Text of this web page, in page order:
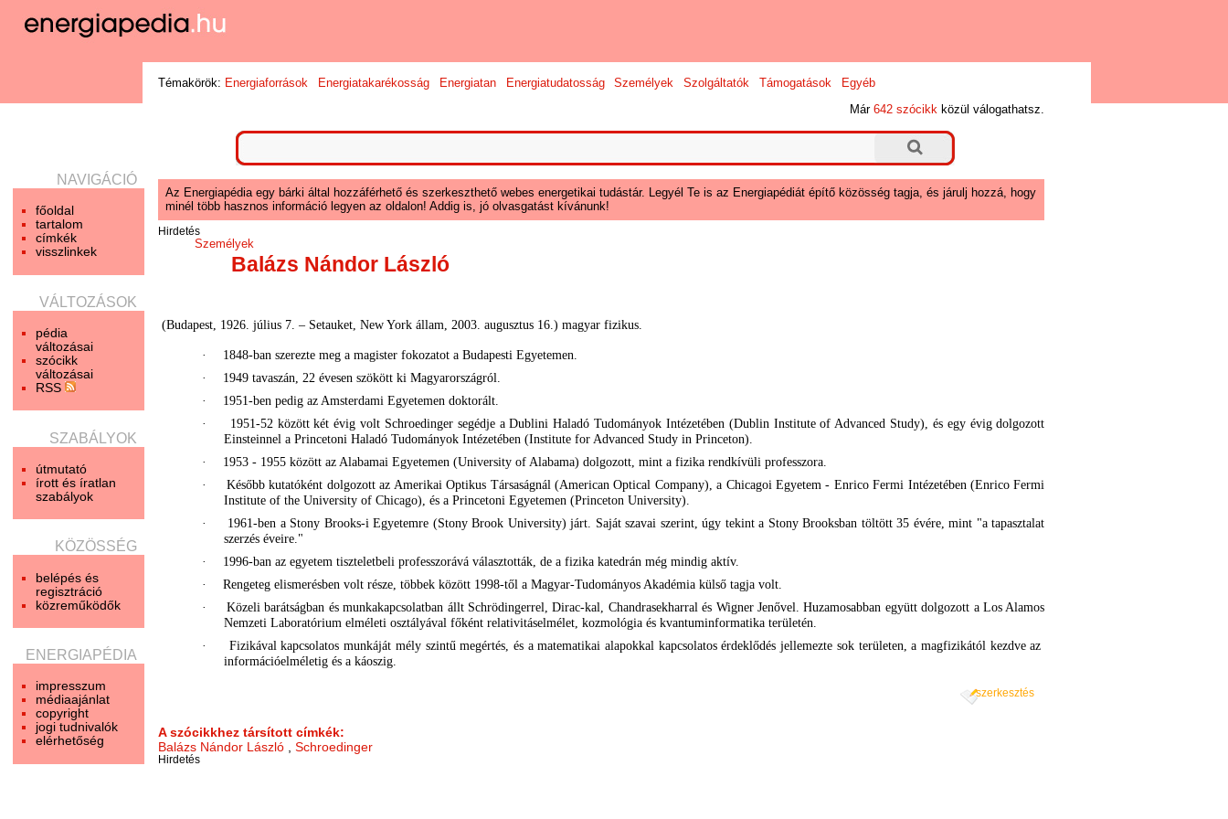
NAVIGÁCIÓ
főoldal
tartalom
címkék
visszlinkek
VÁLTOZÁSOK
pédia
változásai
szócikk
változásai
RSS
SZABÁLYOK
útmutató
írott és íratlan
szabályok
KÖZÖSSÉG
belépés és
regisztráció
közreműködők
ENERGIAPÉDIA
impresszum
médiaajánlat
copyright
jogi tudnivalók
elérhetőség
Témakörök: Energiaforrások Energiatakarékosság Energiatan Energiatudatosság Személyek Szolgáltatók Támogatások
Egyéb
Már642 szócikk közül válogathatsz.
Az Energiapédia egy bárki által hozzáférhető és szerkeszthető webes energetikai tudástár. Legyél Te is az Energiapédiát építő közösség tagja, és járulj hozzá, hogy
minél több hasznos információ legyen az oldalon! Addig is, jó olvasgatást kívánunk!
Hirdetés
Személyek
Balázs Nándor László
(Budapest, 1926. július 7. – Setauket, New York állam, 2003. augusztus 16.) magyar fizikus.
·
1848-ban szerezte meg a magister fokozatot a Budapesti Egyetemen.
·
1949 tavaszán, 22 évesen szökött ki Magyarországról.
·
1951-ben pedig az Amsterdami Egyetemen doktorált.
·
1951-52 között két évig volt Schroedinger segédje a Dublini Haladó Tudományok Intézetében (Dublin Institute of Advanced Study), és egy évig dolgozott
Einsteinnel a Princetoni Haladó Tudományok Intézetében (Institute for Advanced Study in Princeton).
·
1953 - 1955 között az Alabamai Egyetemen (University of Alabama) dolgozott, mint a fizika rendkívüli professzora.
·
Később kutatóként dolgozott az Amerikai Optikus Társaságnál (American Optical Company), a Chicagoi Egyetem - Enrico Fermi Intézetében (Enrico Fermi
Institute of the University of Chicago), és a Princetoni Egyetemen (Princeton University).
·
1961-ben a Stony Brooks-i Egyetemre (Stony Brook University) járt. Saját szavai szerint, úgy tekint a Stony Brooksban töltött 35 évére, mint "a tapasztalat
szerzés éveire."
·
1996-ban az egyetem tiszteletbeli professzorává választották, de a fizika katedrán még mindig aktív.
·
Rengeteg elismerésben volt része, többek között 1998-től a Magyar-Tudományos Akadémia külső tagja volt.
·
Közeli barátságban és munkakapcsolatban állt Schrödingerrel, Dirac-kal, Chandrasekharral és Wigner Jenővel. Huzamosabban együtt dolgozott a Los Alamos
Nemzeti Laboratórium elméleti osztályával főként relativitáselmélet, kozmológia és kvantuminformatika területén.
·
Fizikával kapcsolatos munkáját mély szintű megértés, és a matematikai alapokkal kapcsolatos érdeklődés jellemezte sok területen, a magfizikától kezdve az
információelméletig és a káoszig.
szerkesztés
A szócikkhez társított címkék:
Balázs Nándor László ,Schroedinger
Hirdetés